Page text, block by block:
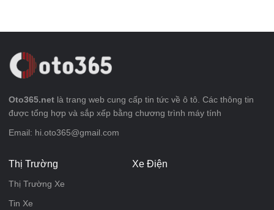
Oto365.net là trang web cung cấp tin tức về ô tô. Các thông tin
được tổng hợp và sắp xếp bằng chương trình máy tính
Email: hi.oto365@gmail.com
Thị Trường
Thị Trường Xe
Tin Xe
Xe Điện